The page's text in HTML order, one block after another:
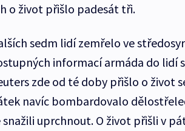
o život přišlo padesát tři.
sedm lidí zemřelo ve
informací armáda do lidí
zde od té doby přišlo o život
navíc bombardovalo
snažili uprchnout. O život přišli v